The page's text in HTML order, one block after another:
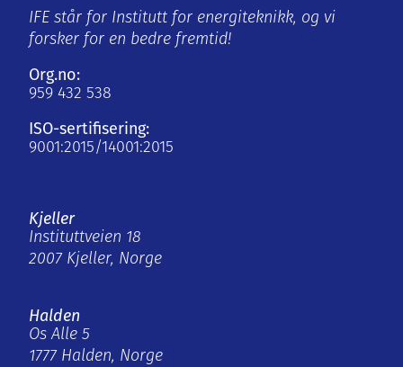
IFE står for Institutt for energiteknikk, og vi
forsker for en bedre fremtid!
Org.no:
959 432 538
ISO-sertifisering:
9001:2015/14001:2015
Kjeller
Instituttveien 18
2007 Kjeller, Norge
Halden
Os Alle 5
1777 Halden, Norge